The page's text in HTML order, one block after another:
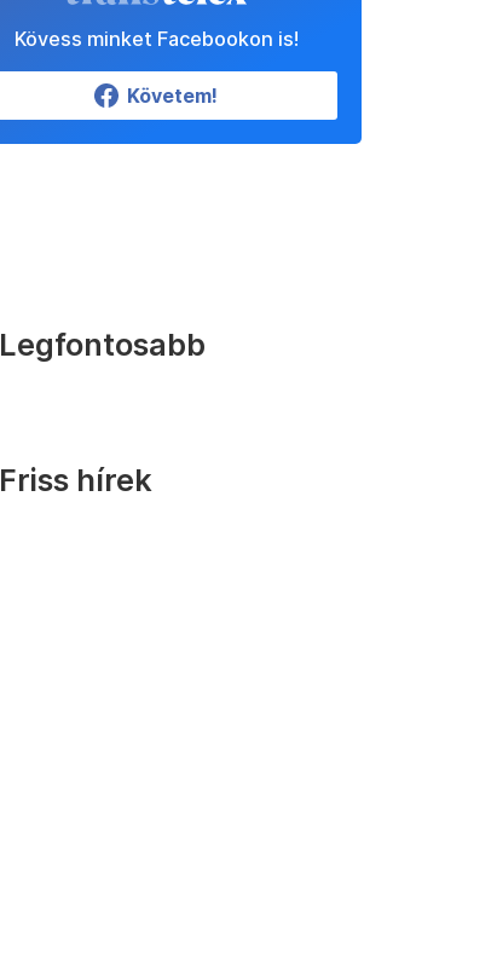
Kövess minket Facebookon is!
Követem!
Legfontosabb
Friss hírek